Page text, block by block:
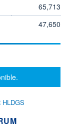
65,713
47,650